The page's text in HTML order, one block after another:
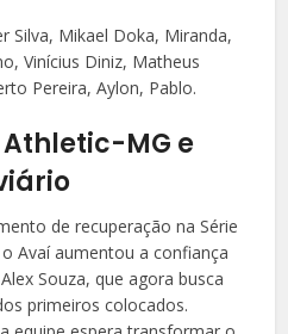
Silva, Mikael Doka, Miranda,
Vinícius Diniz, Matheus
Pereira, Aylon, Pablo.
MG e
de recuperação na Série
Avaí aumentou a confiança
Souza, que agora busca
primeiros colocados.